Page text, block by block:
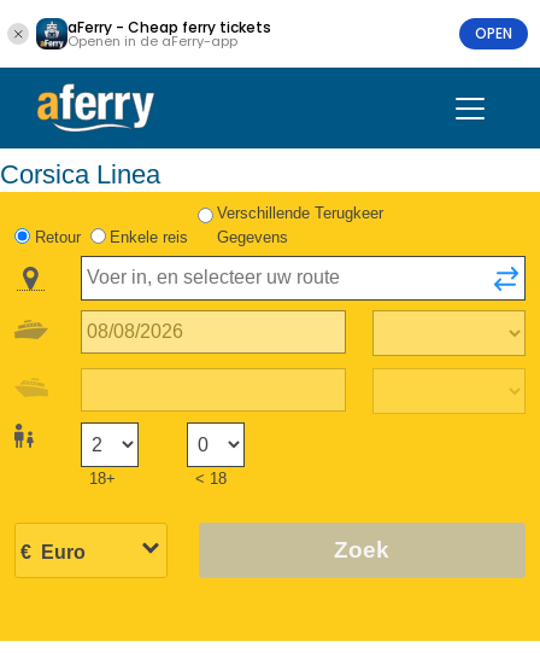
aFerry - Cheap ferry tickets
Openen in de aFerry-app OPEN
Corsica Linea
Retour Enkele reis
Verschillende Terugkeer
Gegevens
18+ < 18
Zoek